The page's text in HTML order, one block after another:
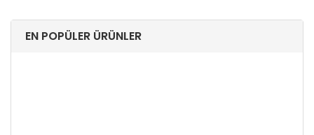
EN POPÜLER ÜRÜNLER